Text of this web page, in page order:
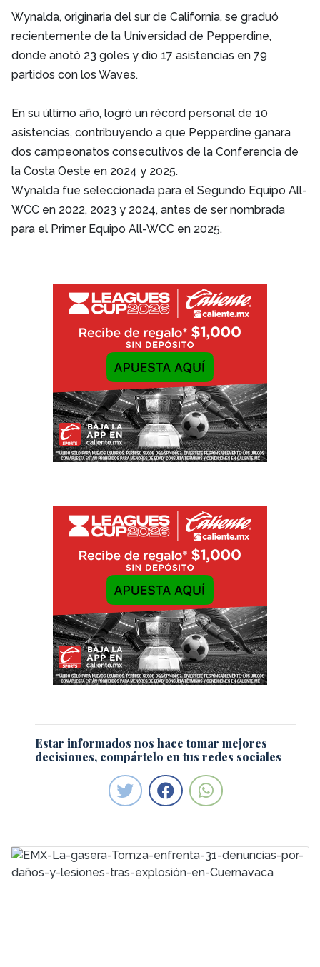
Wynalda, originaria del sur de California, se graduó
recientemente de la Universidad de Pepperdine,
donde anotó 23 goles y dio 17 asistencias en 79
partidos con los Waves.
En su último año, logró un récord personal de 10
asistencias, contribuyendo a que Pepperdine ganara
dos campeonatos consecutivos de la Conferencia de
la Costa Oeste en 2024 y 2025.
Wynalda fue seleccionada para el Segundo Equipo All-
WCC en 2022, 2023 y 2024, antes de ser nombrada
para el Primer Equipo All-WCC en 2025.
Estar informados nos hace tomar mejores
decisiones, compártelo en tus redes sociales